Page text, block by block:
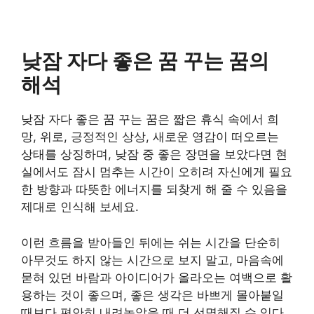
낮잠 자다 좋은 꿈 꾸는 꿈의
해석
낮잠 자다 좋은 꿈 꾸는 꿈은 짧은 휴식 속에서 희
망, 위로, 긍정적인 상상, 새로운 영감이 떠오르는
상태를 상징하며, 낮잠 중 좋은 장면을 보았다면 현
실에서도 잠시 멈추는 시간이 오히려 자신에게 필요
한 방향과 따뜻한 에너지를 되찾게 해 줄 수 있음을
제대로 인식해 보세요.
이런 흐름을 받아들인 뒤에는 쉬는 시간을 단순히
아무것도 하지 않는 시간으로 보지 말고, 마음속에
묻혀 있던 바람과 아이디어가 올라오는 여백으로 활
용하는 것이 좋으며, 좋은 생각은 바쁘게 몰아붙일